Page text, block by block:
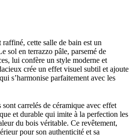
cette salle de bain est un
sol en terrazzo pâle, parsemé de
lui confère un style moderne et
crée un effet visuel subtil et ajoute
s’harmonise parfaitement avec les
carrelés de céramique avec effet
et durable qui imite à la perfection les
du bois véritable. Ce revêtement,
pour son authenticité et sa